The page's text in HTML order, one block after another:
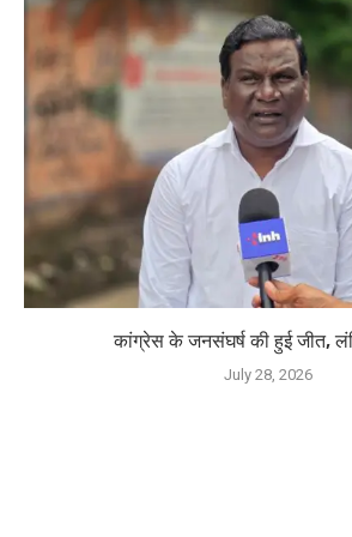
कांग्रेस के जनसंघर्ष की हुई जीत,
July 28, 2026